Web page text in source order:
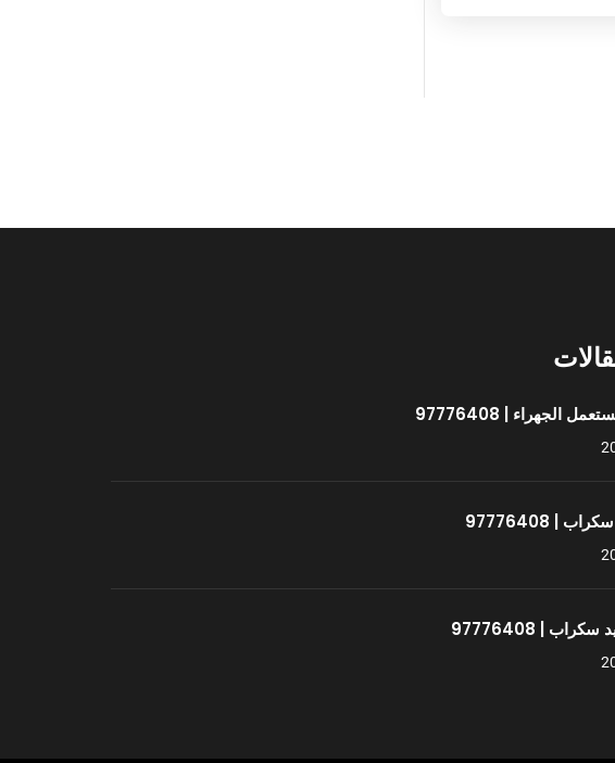
| 97776408
97776408
| 97776408